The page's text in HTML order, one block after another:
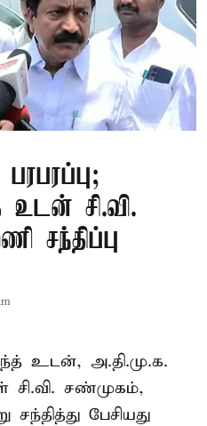
சி.வி.
சந்திப்பு
உடன், அ.தி.மு.க.
சி.வி. சண்முகம்,
பேசியது